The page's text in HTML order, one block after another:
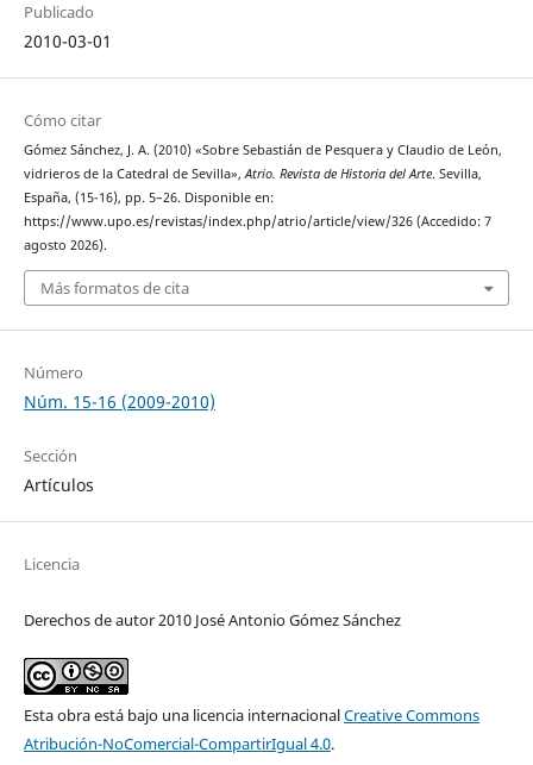
Publicado
2010-03-01
Cómo citar
Gómez Sánchez, J. A. (2010) «Sobre Sebastián de Pesquera y Claudio de León,
vidrieros de la Catedral de Sevilla»,Atrio. Revista de Historia del Arte. Sevilla,
España, (15-16), pp. 5–26. Disponible en:
https://www.upo.es/revistas/index.php/atrio/article/view/326 (Accedido: 7
agosto 2026).
Más formatos de cita
Número
Núm. 15-16 (2009-2010)
Sección
Artículos
Licencia
Derechos de autor 2010 José Antonio Gómez Sánchez
Esta obra está bajo una licencia internacionalCreative Commons
Atribución-NoComercial-CompartirIgual 4.0.